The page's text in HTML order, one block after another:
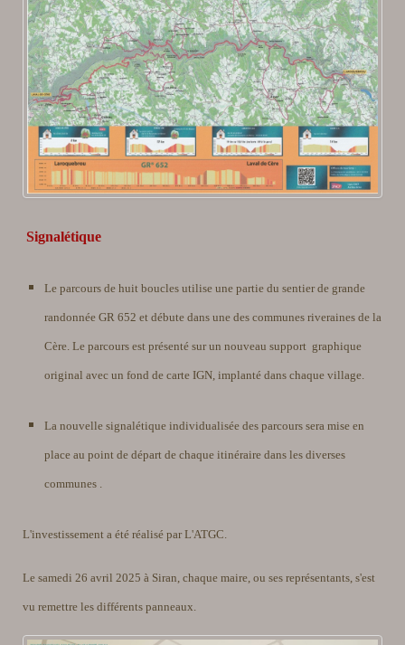
Signalétique
Le parcours de huit boucles utilise une partie du sentier de grande
randonnée GR 652 et débute dans une des communes riveraines de la
Cère. Le parcours est présenté sur un nouveau support graphique
original avec un fond de carte IGN, implanté dans chaque village.
La nouvelle signalétique individualisée des parcours sera mise en
place au point de départ de chaque itinéraire dans les diverses
communes .
L'investissement a été réalisé par L'ATGC.
Le samedi 26 avril 2025 à Siran, chaque maire, ou ses représentants, s'est
vu remettre les différents panneaux.